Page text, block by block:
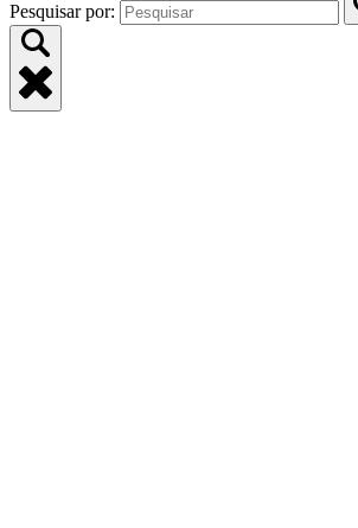
Pesquisar por: